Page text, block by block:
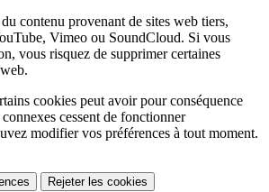
contenu provenant de sites web tiers,
Vimeo ou SoundCloud. Si vous
vous risquez de supprimer certaines
cookies peut avoir pour conséquence
cessent de fonctionner
modifier vos préférences à tout moment.
Rejeter les cookies